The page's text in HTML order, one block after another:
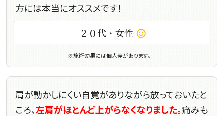
方には本当にオススメです！
２０代・女性 sentiment_satisfied_alt
※施術効果には個人差があります。
肩が動かしにくい自覚がありながら放っておいたと
ころ、左肩がほとんど上がらなくなりました。痛みも